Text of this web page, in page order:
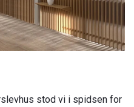
stod vi i spidsen for